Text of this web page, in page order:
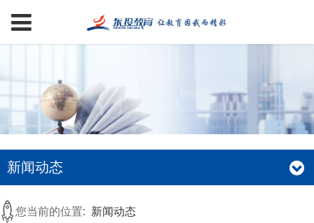
新闻动态
您当前的位置: 新闻动态